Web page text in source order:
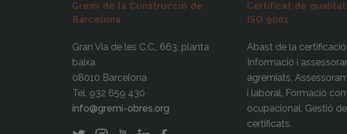
Gremi de la Construcció de
Barcelona
Gran Via de les C.C., 663, planta
baixa
08010 Barcelona
Tel. 932 659 430
info@gremi-obres.org
Certificat de qualitat
ISO 9001
Abast de la certificació:
Informació i
agremiats,
i laboral, Formació
ocupacional, Gestió
certificats.